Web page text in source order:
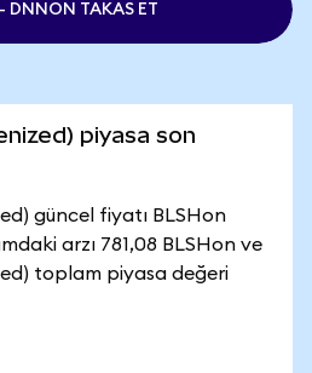
DNNON TAKAS ET
piyasa son
güncel fiyatı BLSHon
arzı 781,08 BLSHon ve
toplam piyasa değeri